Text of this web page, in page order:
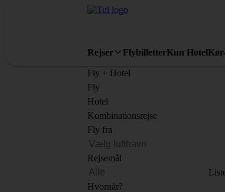
Rejser FlybilletterKun Hotel
Fly + Hotel
Fly
Hotel
Kombinationsrejse
Fly fra
Rejsemål
Hvornår?